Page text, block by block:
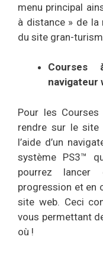
menu principal
à distance » de la
du site gran-
Courses
navigateur
Pour les
rendre sur le site
l’aide d’un
système PS3™
pourrez
progression et en
site web. Ceci
vous permettant
où !